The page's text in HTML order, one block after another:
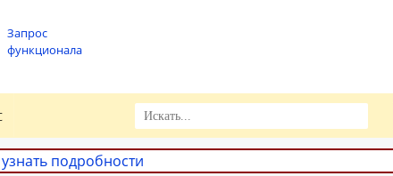
Запрос
функционала
узнать подробности